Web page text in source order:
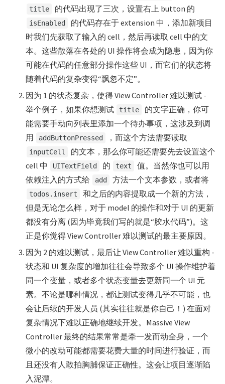
title 的代码出现了三次，设置右上 button 的
isEnabled
的代码存在于 extension 中，添加新项目
时我们先获取了输入的 cell，然后再读取 cell 中的文
本。这些散落在各处的 UI 操作将会成为隐患，因为你
可能在代码的任意部分操作这些 UI，而它们的状态将
随着代码的复杂变得“飘忽不定”。
因为 1 的状态复杂，使得 View Controller 难以测试 -
举个例子，如果你想测试
title
的文字正确，你可
能需要手动向列表里添加一个待办事项，这涉及到调
用
addButtonPressed ，而这个方法需要读取
inputCell
的文本，那么你可能还需要先去设置这个
cell 中
UITextField 的 text
值。当然你也可以用
依赖注入的方式给
add 方法一个文本参数，或者将
todos.insert
和之后的内容提取成一个新的方法，
但是无论怎么样，对于 model 的操作和对于 UI 的更新
都没有分离 (因为毕竟我们写的就是“胶水代码”)。这
正是你觉得 View Controller 难以测试的最主要原因。
因为 2 的难以测试，最后让 View Controller 难以重构 -
状态和 UI 复杂度的增加往往会导致多个 UI 操作维护着
同一个变量，或者多个状态变量去更新同一个 UI 元
素。不论是哪种情况，都让测试变得几乎不可能，也
会让后续的开发人员 (其实往往就是你自己！) 在面对
复杂情况下难以正确地继续开发。Massive View
Controller 最终的结果常常是牵一发而动全身，一个
微小的改动可能都需要花费大量的时间进行验证，而
且还没有人敢拍胸脯保证正确性。这会让项目逐渐陷
入泥潭。